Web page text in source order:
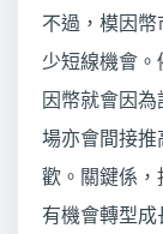
不過，模因
少短線機會
因幣就會因
場亦會間接推
歡。關鍵係
有機會轉型